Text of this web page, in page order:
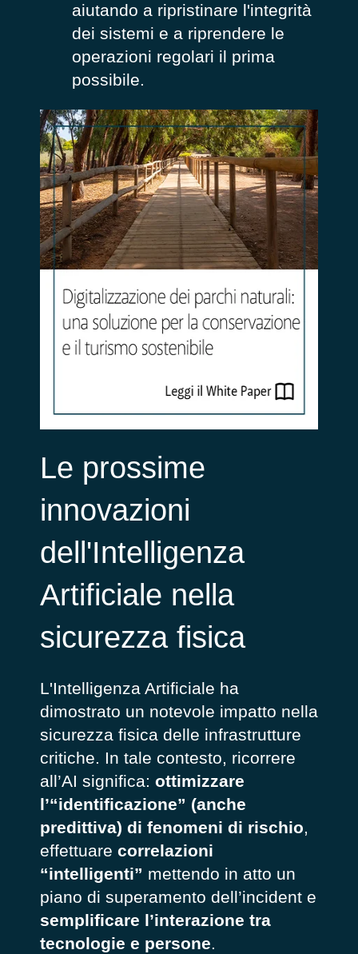
aiutando a ripristinare l'integrità
dei sistemi e a riprendere le
operazioni regolari il prima
possibile.
Le prossime
innovazioni
dell'Intelligenza
Artificiale nella
sicurezza fisica
L'Intelligenza Artificiale ha
dimostrato un notevole impatto nella
sicurezza fisica delle infrastrutture
critiche. In tale contesto, ricorrere
all’AI significa: ottimizzare
l’“identificazione” (anche
predittiva) di fenomeni di rischio,
effettuare correlazioni
“intelligenti” mettendo in atto un
piano di superamento dell’incident e
semplificare l’interazione tra
tecnologie e persone.